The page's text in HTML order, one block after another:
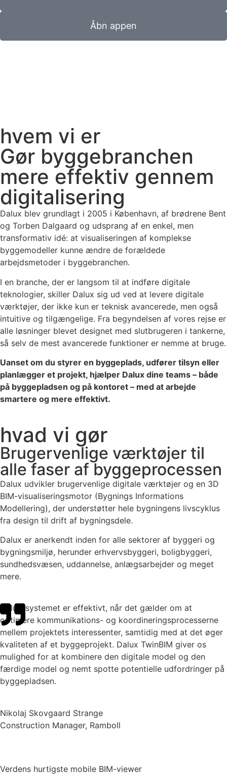
Åbn appen
hvem vi er
Gør byggebranchen
mere effektiv gennem
digitalisering
Dalux blev grundlagt i 2005 i København, af brødrene Bent
og Torben Dalgaard og udsprang af en enkel, men
transformativ idé: at visualiseringen af komplekse
byggemodeller kunne ændre de forældede
arbejdsmetoder i byggebranchen.
I en branche, der er langsom til at indføre digitale
teknologier, skiller Dalux sig ud ved at levere digitale
værktøjer, der ikke kun er teknisk avancerede, men også
intuitive og tilgængelige. Fra begyndelsen af vores rejse er
alle løsninger blevet designet med slutbrugeren i tankerne,
så selv de mest avancerede funktioner er nemme at bruge.
Uanset om du styrer en byggeplads, udfører tilsyn eller
planlægger et projekt, hjælper Dalux dine teams – både
på byggepladsen og på kontoret – med at arbejde
smartere og mere effektivt.
hvad vi gør
Brugervenlige værktøjer til
alle faser af byggeprocessen
Dalux udvikler brugervenlige digitale værktøjer og en 3D
BIM-visualiseringsmotor (Bygnings Informations
Modellering), der understøtter hele bygningens livscyklus
fra design til drift af bygningsdele.
Dalux er anerkendt inden for alle sektorer af byggeri og
bygningsmiljø, herunder erhvervsbyggeri, boligbyggeri,
sundhedsvæsen, uddannelse, anlægsarbejder og meget
mere.
Dalux-systemet er effektivt, når det gælder om at
optimere kommunikations- og koordineringsprocesserne
mellem projektets interessenter, samtidig med at det øger
kvaliteten af et byggeprojekt. Dalux TwinBIM giver os
mulighed for at kombinere den digitale model og den
færdige model og nemt spotte potentielle udfordringer på
byggepladsen.
Nikolaj Skovgaard Strange
Construction Manager, Ramboll
Verdens hurtigste mobile BIM-viewer